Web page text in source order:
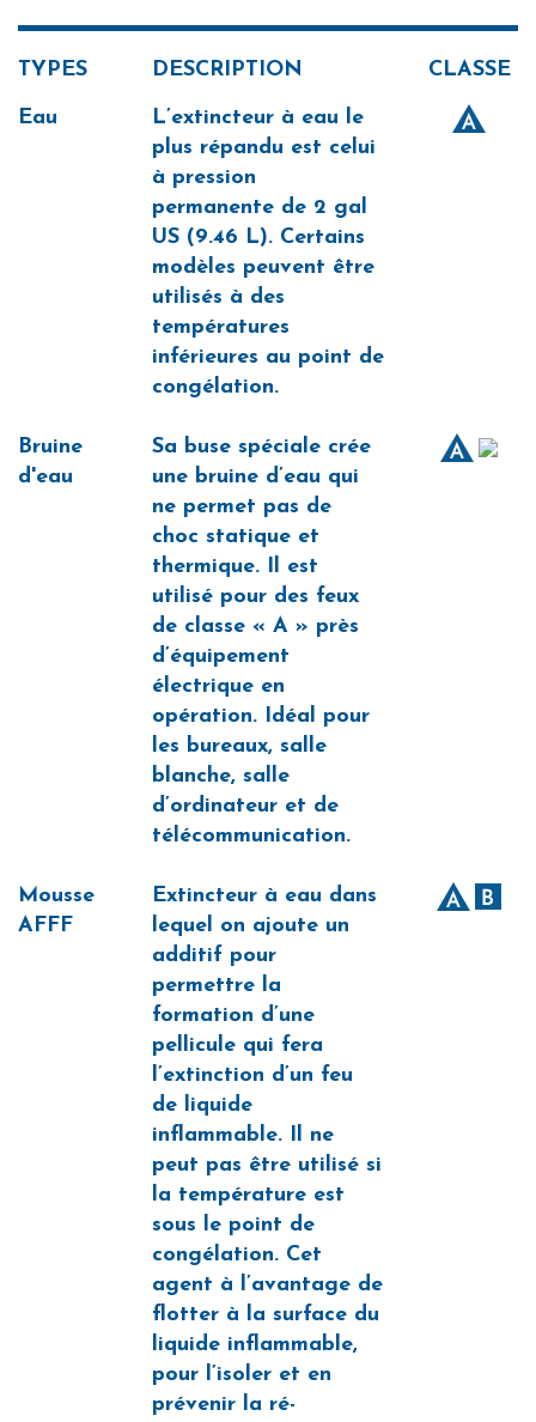
TYPES DESCRIPTION CLASSE
Eau
L’extincteur à eau le
plus répandu est celui
à pression
permanente de 2 gal
US (9.46 L). Certains
modèles peuvent être
utilisés à des
températures
inférieures au point de
congélation.
Bruine
d'eau
Sa buse spéciale crée
une bruine d’eau qui
ne permet pas de
choc statique et
thermique. Il est
utilisé pour des feux
de classe « A » près
d’équipement
électrique en
opération. Idéal pour
les bureaux, salle
blanche, salle
d’ordinateur et de
télécommunication.
Mousse
AFFF
Extincteur à eau dans
lequel on ajoute un
additif pour
permettre la
formation d’une
pellicule qui fera
l’extinction d’un feu
de liquide
inflammable. Il ne
peut pas être utilisé si
la température est
sous le point de
congélation. Cet
agent à l’avantage de
flotter à la surface du
liquide inflammable,
pour l’isoler et en
prévenir la ré-